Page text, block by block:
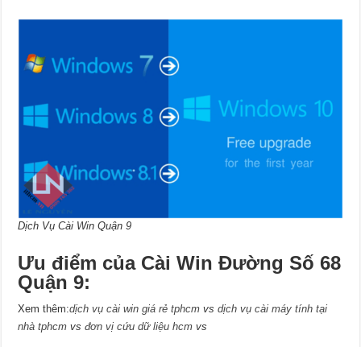
Dịch Vụ Cài Win Quận 9
Ưu điểm của Cài Win Đường Số 68
Quận 9:
Xem thêm:dịch vụ cài win giá rẻ tphcm vsdịch vụ cài máy tính tại
nhà tphcm vsđơn vị cứu dữ liệu hcm vs